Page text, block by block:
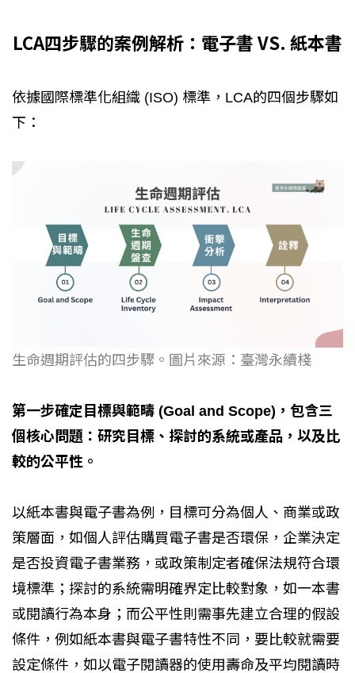
LCA四步驟的案例解析：電子書 VS. 紙本書
依據國際標準化組織 (ISO) 標準，LCA的四個步驟如
下：
生命週期評估的四步驟。圖片來源：臺灣永續棧
第一步確定目標與範疇 (Goal and Scope)，包含三
個核心問題：研究目標、探討的系統或產品，以及比
較的公平性。
以紙本書與電子書為例，目標可分為個人、商業或政
策層面，如個人評估購買電子書是否環保，企業決定
是否投資電子書業務，或政策制定者確保法規符合環
境標準；探討的系統需明確界定比較對象，如一本書
或閱讀行為本身；而公平性則需事先建立合理的假設
條件，例如紙本書與電子書特性不同，要比較就需要
設定條件，如以電子閱讀器的使用壽命及平均閱讀時